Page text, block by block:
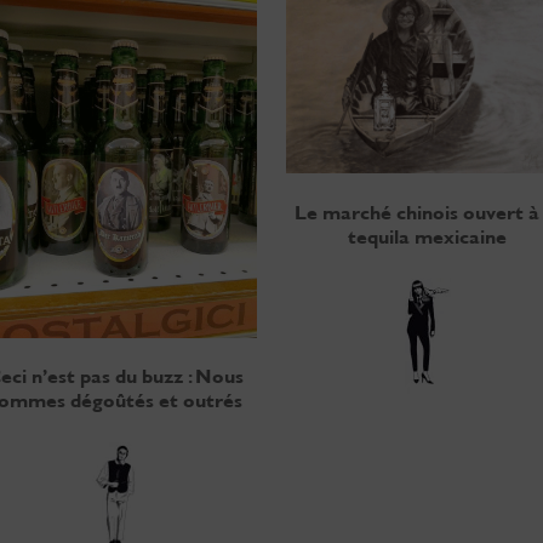
n’est pas du buzz : Nous
dégoûtés et outrés
Le marché chinois ouvert à
tequila mexicaine